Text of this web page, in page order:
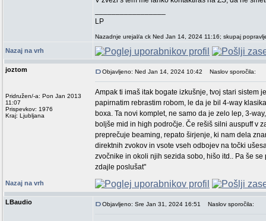
LP
Nazadnje urejal/a ck Ned Jan 14, 2024 11:16; skupaj
Nazaj na vrh
joztom
Pridružen/-a: Pon Jan 2013
11:07
Prispevkov: 1976
Kraj: Ljubljana
Objavljeno: Ned Jan 14, 2024 10:42 Naslov sporočila:
Ampak ti imaš itak bogate izkušnje, tvoj stari sistem
papirnatim rebrastim robom, le da je bil 4-way
boxa. Ta novi komplet, ne samo da je zelo lep, 3-
boljše mid in high področje. Če rešiš silni auspuff v
preprečuje beaming, repato širjenje, ki nam dela
direktnih zvokov in vsote vseh odbojev na točki
zvočnike in okoli njih sezida sobo, hišo itd.. Pa še
zdajle poslušat"
Nazaj na vrh
LBaudio Objavljeno: Sre Jan 31, 2024 16:51 Naslov sporočila: